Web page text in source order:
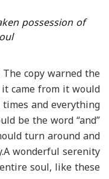
possession of
copy warned the
came from it would
and everything
be the word “and”
turn around and
wonderful serenity
soul, like these